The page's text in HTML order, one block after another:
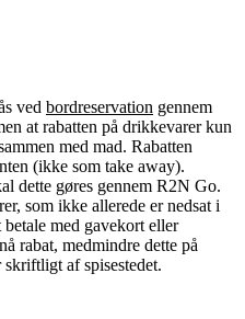
ved bordreservation gennem
at rabatten på drikkevarer kun
med mad. Rabatten
(ikke som take away).
dette gøres gennem R2N Go.
som ikke allerede er nedsat i
med gavekort eller
rabat, medmindre dette på
af spisestedet.